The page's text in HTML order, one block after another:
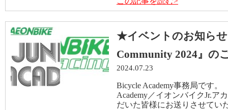
★イベントのお知ら
Community 2024』の
2024.07.23
Bicycle Academy事務局です
Academy／イオンバイクJr.ア
だいた皆様にお送りさせて